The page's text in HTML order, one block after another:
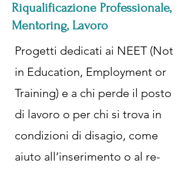
Riqualificazione Professionale,
Mentoring, Lavoro
Progetti dedicati ai NEET (Not
in Education, Employment or
Training) e a chi perde il posto
di lavoro o per chi si trova in
condizioni di disagio, come
aiuto all’inserimento o al re-